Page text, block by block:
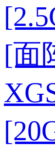
[面